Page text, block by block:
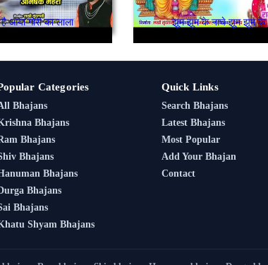
आया गोरी का लाला झूम झूम के नाचे झूम झूम के
Categories
Bhajans
Bhajans
Bhajans
Bhajans
Bhajans
Bhajans
Bhajans
Shyam Bhajans
Quick Links
Search Bhajans
Latest Bhajans
Most Popular
Add Your Bhajan
Contact